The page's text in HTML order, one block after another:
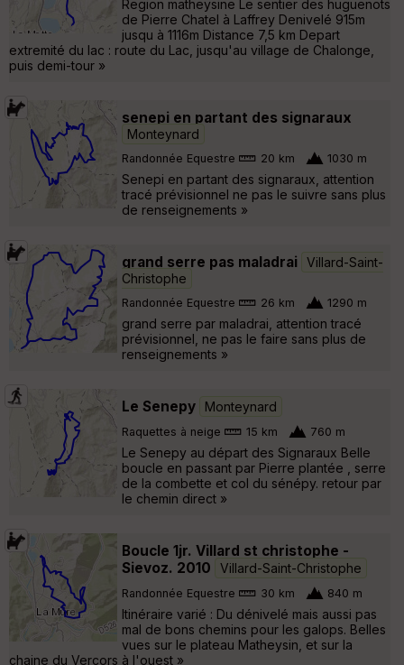
Region matheysine Le sentier des huguenots
de Pierre Chatel à Laffrey Denivelé 915m
jusqu à 1116m Distance 7,5 km Depart
extremité du lac : route du Lac, jusqu'au village de Chalonge,
puis demi-tour »
senepi en partant des signaraux
Monteynard
Randonnée Equestre 20 km 1030 m
Senepi en partant des signaraux, attention
tracé prévisionnel ne pas le suivre sans plus
de renseignements »
grand serre pas maladrai
Villard-Saint-
Christophe
Randonnée Equestre 26 km 1290 m
grand serre par maladrai, attention tracé
prévisionnel, ne pas le faire sans plus de
renseignements »
Le Senepy Monteynard
Raquettes à neige 15 km 760 m
Le Senepy au départ des Signaraux Belle
boucle en passant par Pierre plantée , serre
de la combette et col du sénépy. retour par
le chemin direct »
Boucle 1jr. Villard st christophe -
Sievoz. 2010
Villard-Saint-Christophe
Randonnée Equestre 30 km 840 m
Itinéraire varié : Du dénivelé mais aussi pas
mal de bons chemins pour les galops. Belles
vues sur le plateau Matheysin, et sur la
chaine du Vercors à l'ouest »